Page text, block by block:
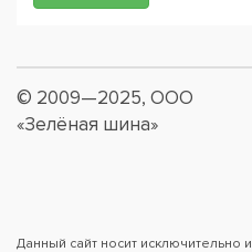
© 2009—2025, ООО
«Зелёная шина»
Данный сайт носит исключительно